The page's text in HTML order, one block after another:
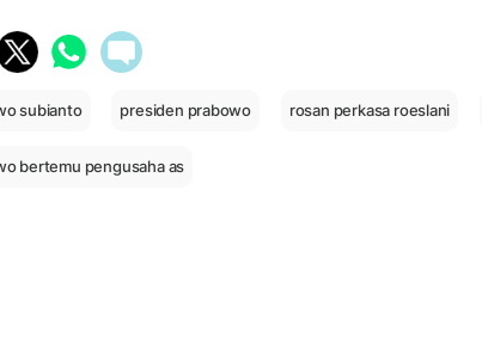
subianto presiden prabowo rosan perkasa roeslani
bertemu pengusaha as